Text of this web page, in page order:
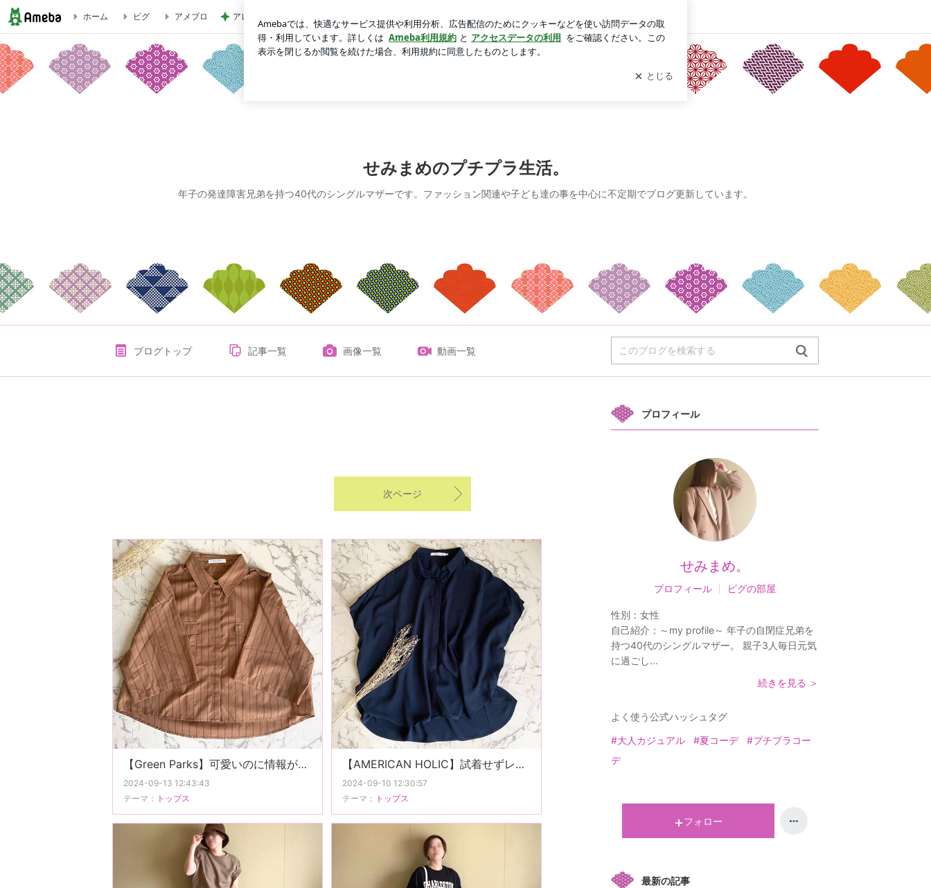
せみまめのプチプラ生活。
ホーム ピグ アメブロ アレク またすぐ会いたい妹タマラ ログイン
せみまめのプチプラ生活。
年子の発達障害兄弟を持つ40代のシングルマザーです。ファッション関連や子ども達の事を中心に不定期でブログ更新しています。
ブログトップ 記事一覧 画像一覧 動画一覧
次ページ
【Green Parks】可愛いのに情報がなくお詫びしたい、晩夏にピッタリのセール品。
2024-09-13 12:43:43
テーマ： トップス
【AMERICAN HOLIC】試着せずレジへ直行したセール品。
2024-09-10 12:30:57
テーマ： トップス
プロフィール
せみまめ。
プロフィール ピグの部屋
性別： 女性
自己紹介： ～my profile～ 年子の自閉症兄弟を
持つ40代のシングルマザー。 親子3人毎日元気
に過ごし...
続きを見る ＞
よく使う公式ハッシュタグ
#大人カジュアル #夏コーデ
#プチプラコー
デ
フォロー
最新の記事